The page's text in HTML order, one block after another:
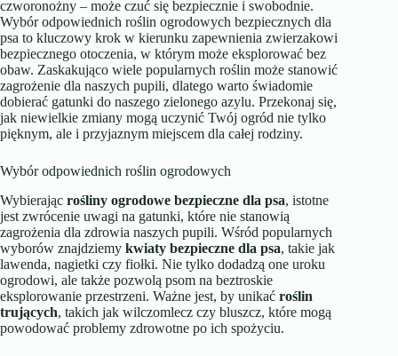
czworonożny – może czuć się bezpiecznie i swobodnie.
Wybór odpowiednich roślin ogrodowych bezpiecznych dla
psa to kluczowy krok w kierunku zapewnienia zwierzakowi
bezpiecznego otoczenia, w którym może eksplorować bez
obaw. Zaskakująco wiele popularnych roślin może stanowić
zagrożenie dla naszych pupili, dlatego warto świadomie
dobierać gatunki do naszego zielonego azylu. Przekonaj się,
jak niewielkie zmiany mogą uczynić Twój ogród nie tylko
pięknym, ale i przyjaznym miejscem dla całej rodziny.
Wybór odpowiednich roślin ogrodowych
Wybierając rośliny ogrodowe bezpieczne dla psa, istotne
jest zwrócenie uwagi na gatunki, które nie stanowią
zagrożenia dla zdrowia naszych pupili. Wśród popularnych
wyborów znajdziemy kwiaty bezpieczne dla psa, takie jak
lawenda, nagietki czy fiołki. Nie tylko dodadzą one uroku
ogrodowi, ale także pozwolą psom na beztroskie
eksplorowanie przestrzeni. Ważne jest, by unikać roślin
trujących, takich jak wilczomlecz czy bluszcz, które mogą
powodować problemy zdrowotne po ich spożyciu.